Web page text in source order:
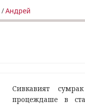
/Андрей
Сивкавият
процеждаше в